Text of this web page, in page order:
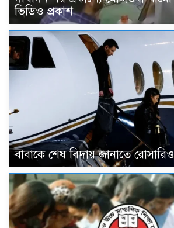
ভিডিও প্রকাশ
বাবাকে শেষ বিদায় জানাতে